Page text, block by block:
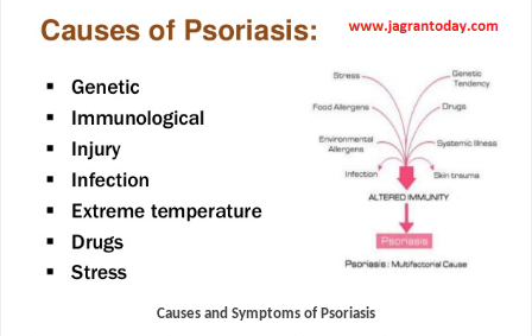
Causes and Symptoms of Psoriasis